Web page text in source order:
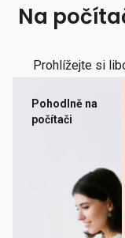
Na
Prohlížejte si
Pohodlně na
počítači